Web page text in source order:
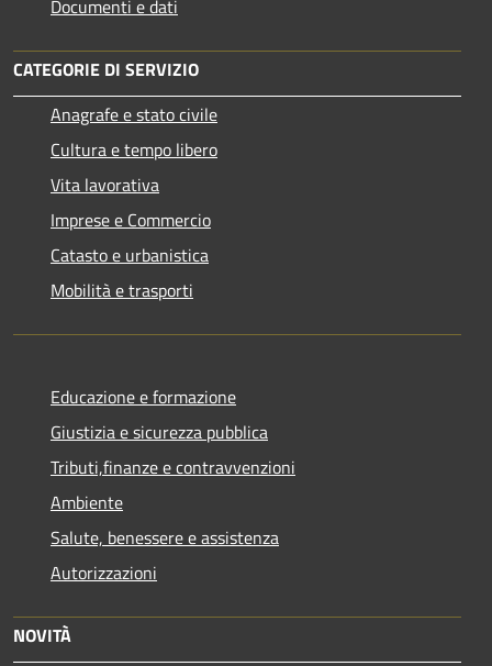
Documenti e dati
CATEGORIE DI SERVIZIO
Anagrafe e stato civile
Cultura e tempo libero
Vita lavorativa
Imprese e Commercio
Catasto e urbanistica
Mobilità e trasporti
Educazione e formazione
Giustizia e sicurezza pubblica
Tributi,finanze e contravvenzioni
Ambiente
Salute, benessere e assistenza
Autorizzazioni
NOVITÀ